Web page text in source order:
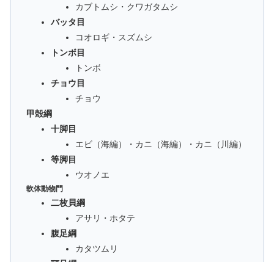
カブトムシ・クワガタムシ
バッタ目
コオロギ・スズムシ
トンボ目
トンボ
チョウ目
チョウ
甲殻綱
十脚目
エビ（海編）・カニ（海編）・カニ（川編）
等脚目
ウオノエ
軟体動物門
二枚貝綱
アサリ・ホタテ
腹足綱
カタツムリ